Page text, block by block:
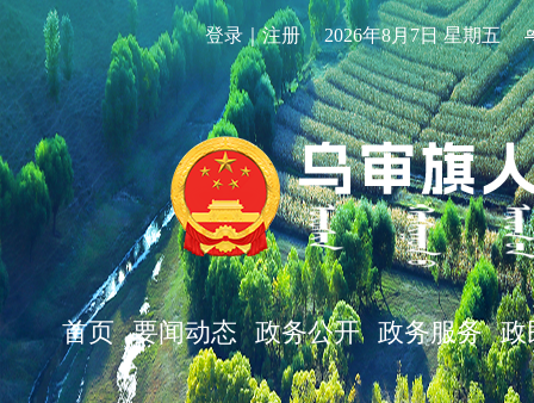
登录｜注册 2026年8月7日 星期五
首页 要闻动态 政务公开 政务服务 政